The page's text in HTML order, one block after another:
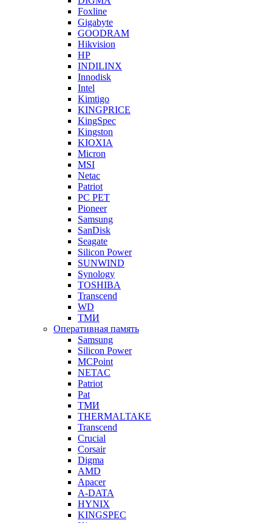
Foxline
Gigabyte
GOODRAM
Hikvision
HP
INDILINX
Innodisk
Intel
Kimtigo
KINGPRICE
KingSpec
Kingston
KIOXIA
Micron
MSI
Netac
Patriot
PC PET
Pioneer
Samsung
SanDisk
Seagate
Silicon Power
SUNWIND
Synology
TOSHIBA
Transcend
WD
ТМИ
Оперативная память
Samsung
Silicon Power
MCPoint
NETAC
Patriot
Pat
ТМИ
THERMALTAKE
Transcend
Crucial
Corsair
Digma
AMD
Apacer
A-DATA
HYNIX
KINGSPEC